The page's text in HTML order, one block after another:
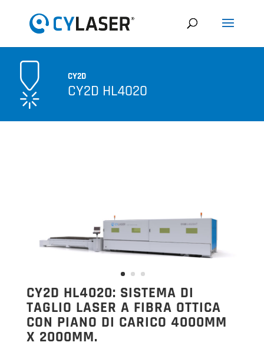
CY2D
CY2D HL4020
CY2D HL4020: SISTEMA DI
TAGLIO LASER A FIBRA OTTICA
CON PIANO DI CARICO 4000MM
X 2000MM.